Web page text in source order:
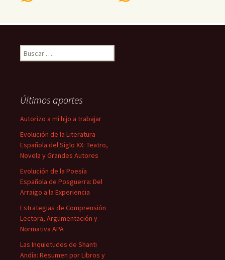
Buscar:
Últimos aportes
Autorizo a mi hijo a trabajar
Evolución de la Literatura
Española del Siglo XX: Teatro,
Novela y Grandes Autores
Evolución de la Poesía
Española de Posguerra: Del
Arraigo a la Experiencia
Estrategias de Comprensión
Lectora, Argumentación y
Normativa APA
Las Inquietudes de Shanti
Andía: Resumen por Libros y